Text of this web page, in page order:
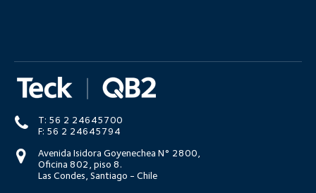
T: 56 2 24645700
F: 56 2 24645794
Avenida Isidora Goyenechea N° 2800,
Oficina 802, piso 8.
Las Condes, Santiago - Chile